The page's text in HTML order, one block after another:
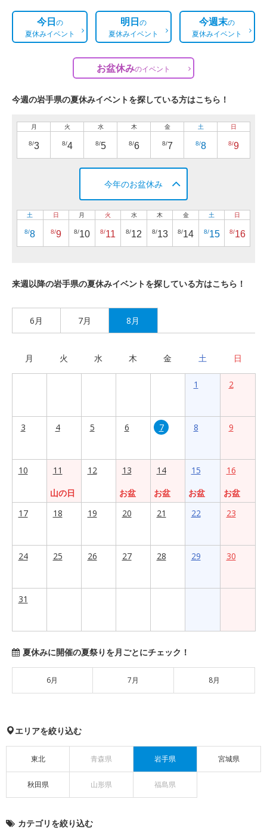
今日の
夏休みイベント
明日の
夏休みイベント
今週末の
夏休みイベント
お盆休みのイベント
今週の岩手県の夏休みイベントを探している方はこちら！
月
8/3
火
8/4
水
8/5
木
8/6
金
8/7
土
8/8
日
8/9
今年のお盆休み
土
8/8
日
8/9
月
8/10
火
8/11
水
8/12
木
8/13
金
8/14
土
8/15
日
8/16
来週以降の岩手県の夏休みイベントを探している方はこちら！
6月 7月 8月
月 火 水 木 金 土 日
1 2
3 4 5 6 7 8 9
10
11
山の日
12
13
お盆
14
お盆
15
お盆
16
お盆
17
18 19 20 21 22 23
24 25 26 27 28 29 30
31
夏休みに開催の夏祭りを月ごとにチェック！
6月 7月 8月
エリアを絞り込む
東北 青森県 岩手県 宮城県
秋田県 山形県 福島県
カテゴリを絞り込む